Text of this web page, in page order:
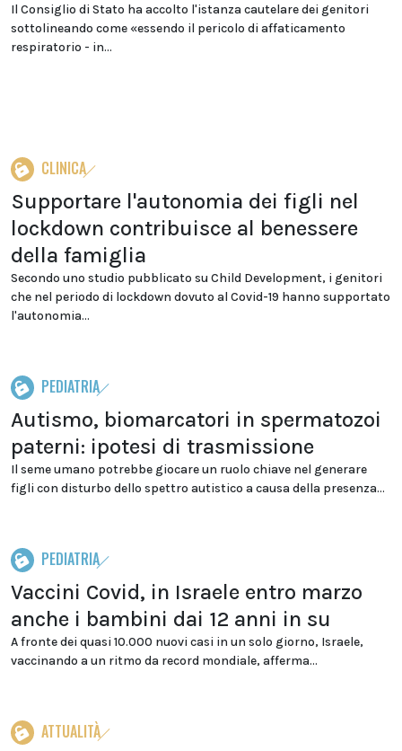
Il Consiglio di Stato ha accolto l'istanza cautelare dei genitori
sottolineando come «essendo il pericolo di affaticamento
respiratorio - in...
CLINICA
Supportare l'autonomia dei figli nel
lockdown contribuisce al benessere
della famiglia
Secondo uno studio pubblicato su Child Development, i genitori
che nel periodo di lockdown dovuto al Covid-19 hanno supportato
l'autonomia...
PEDIATRIA
Autismo, biomarcatori in spermatozoi
paterni: ipotesi di trasmissione
Il seme umano potrebbe giocare un ruolo chiave nel generare
figli con disturbo dello spettro autistico a causa della presenza...
PEDIATRIA
Vaccini Covid, in Israele entro marzo
anche i bambini dai 12 anni in su
A fronte dei quasi 10.000 nuovi casi in un solo giorno, Israele,
vaccinando a un ritmo da record mondiale, afferma...
ATTUALITÀ